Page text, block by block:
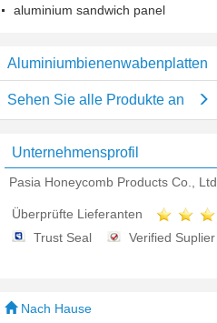
aluminium sandwich panel
Aluminiumbienenwabenplatten
Sehen Sie alle Produkte an
Unternehmensprofil
Pasia Honeycomb Products Co., Ltd
Überprüfte Lieferanten
Trust Seal
Verified Suplier
Nach Hause